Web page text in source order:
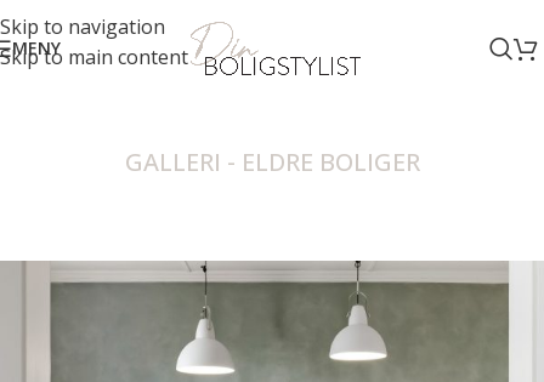
Skip to navigation
Skip to main content
MENY
GALLERI - ELDRE BOLIGER